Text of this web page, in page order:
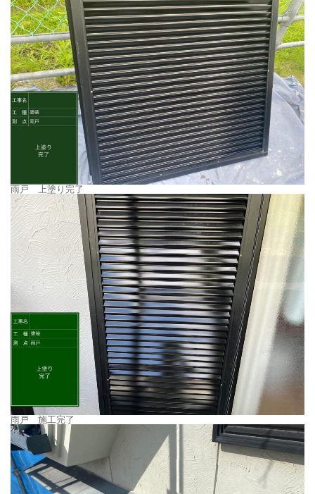
雨戸 上塗り完了
雨戸 施工完了